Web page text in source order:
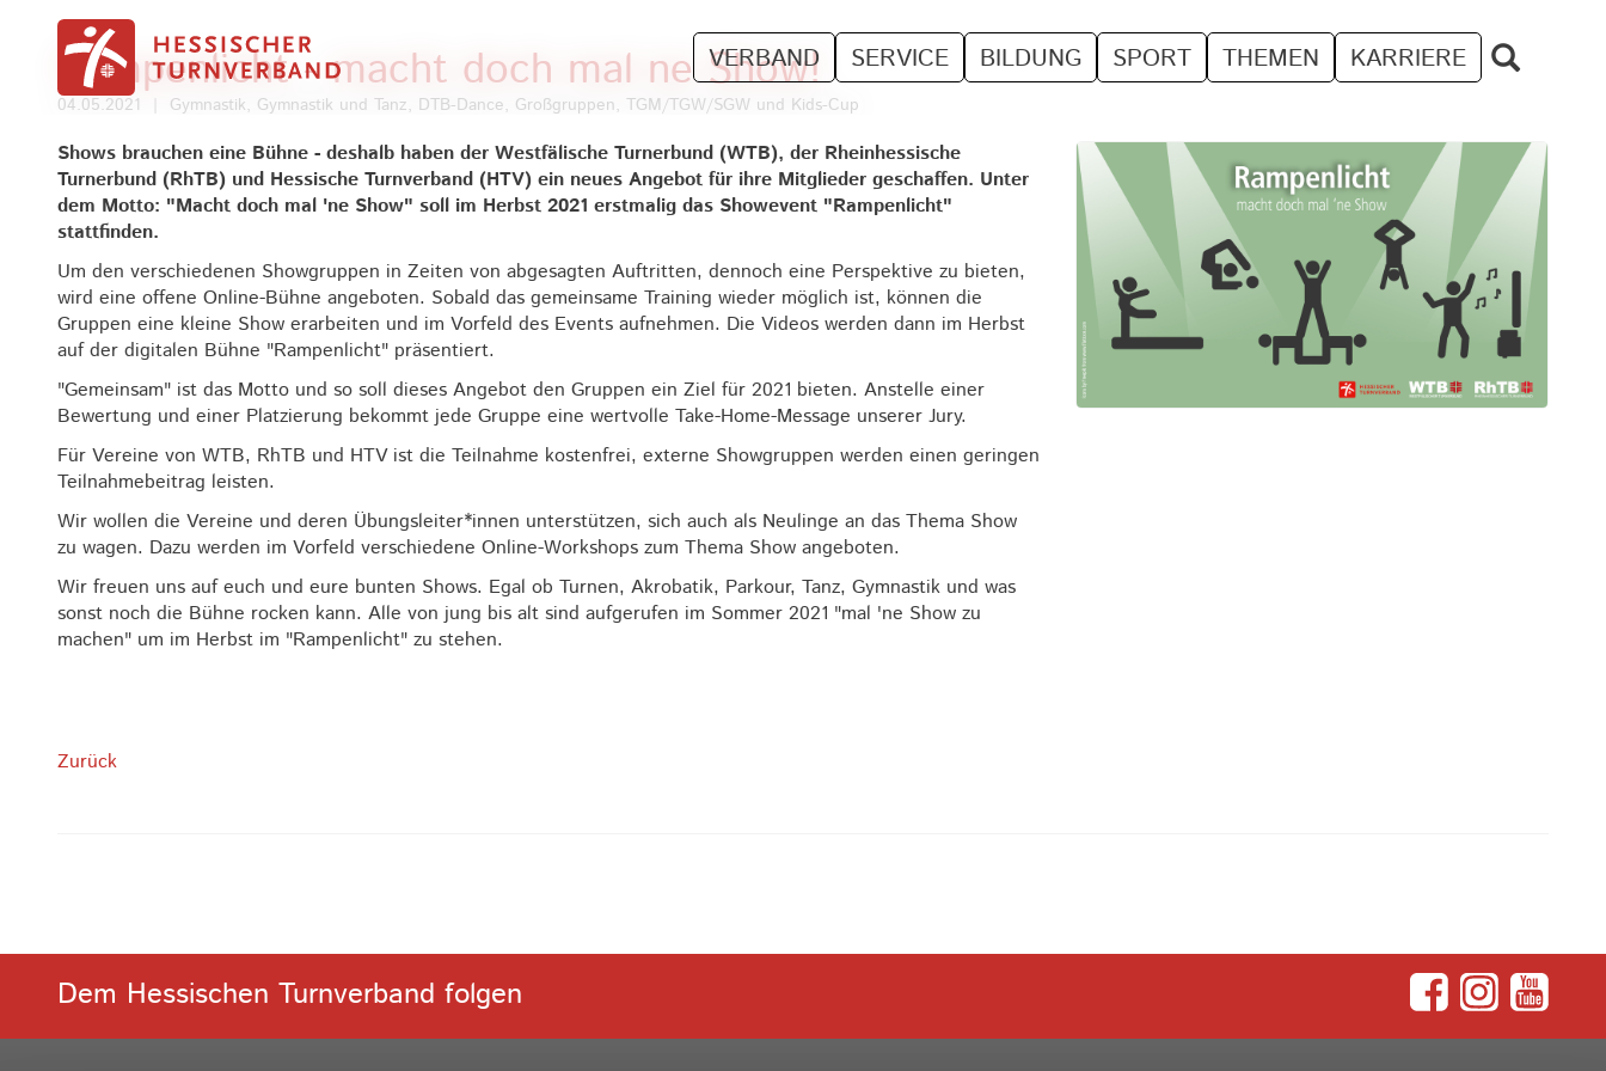
VERBAND SERVICE BILDUNG SPORT THEMEN KARRIERE
Rampenlicht - macht doch mal ne Show!
04.05.2021 Gymnastik, Gymnastik und Tanz, DTB-Dance, Großgruppen, TGM/TGW/SGW und Kids-Cup
Shows brauchen eine Bühne - deshalb haben der Westfälische Turnerbund (WTB), der Rheinhessische
Turnerbund (RhTB) und Hessische Turnverband (HTV) ein neues Angebot für ihre Mitglieder geschaffen. Unter
dem Motto: "Macht doch mal 'ne Show" soll im Herbst 2021 erstmalig das Showevent "Rampenlicht"
stattfinden.
Um den verschiedenen Showgruppen in Zeiten von abgesagten Auftritten, dennoch eine Perspektive zu bieten,
wird eine offene Online-Bühne angeboten. Sobald das gemeinsame Training wieder möglich ist, können die
Gruppen eine kleine Show erarbeiten und im Vorfeld des Events aufnehmen. Die Videos werden dann im Herbst
auf der digitalen Bühne "Rampenlicht" präsentiert.
"Gemeinsam" ist das Motto und so soll dieses Angebot den Gruppen ein Ziel für 2021 bieten. Anstelle einer
Bewertung und einer Platzierung bekommt jede Gruppe eine wertvolle Take-Home-Message unserer Jury.
Für Vereine von WTB, RhTB und HTV ist die Teilnahme kostenfrei, externe Showgruppen werden einen geringen
Teilnahmebeitrag leisten.
Wir wollen die Vereine und deren Übungsleiter*innen unterstützen, sich auch als Neulinge an das Thema Show
zu wagen. Dazu werden im Vorfeld verschiedene Online-Workshops zum Thema Show angeboten.
Wir freuen uns auf euch und eure bunten Shows. Egal ob Turnen, Akrobatik, Parkour, Tanz, Gymnastik und was
sonst noch die Bühne rocken kann. Alle von jung bis alt sind aufgerufen im Sommer 2021 "mal 'ne Show zu
machen" um im Herbst im "Rampenlicht" zu stehen.
Zurück
Dem Hessischen Turnverband folgen